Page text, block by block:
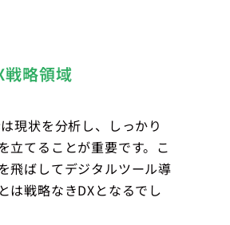
戦略領域
現状を分析し、しっかり
立てることが重要です。こ
飛ばしてデジタルツール導
は戦略なきDXとなるでし